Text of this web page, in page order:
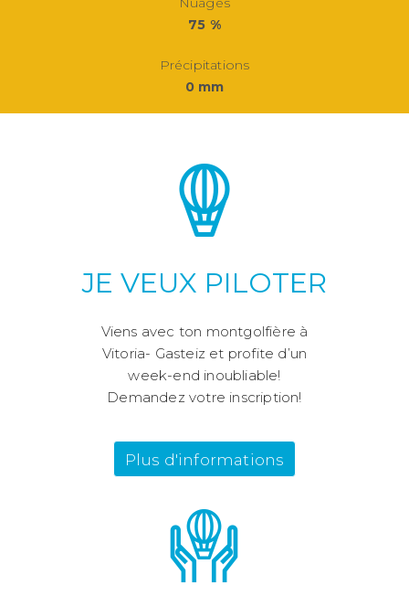
75 %
Précipitations
0 mm
JE VEUX PILOTER
Viens avec ton montgolfière à
Vitoria- Gasteiz et profite d’un
week-end inoubliable!
Demandez votre inscription!
Plus d'informations